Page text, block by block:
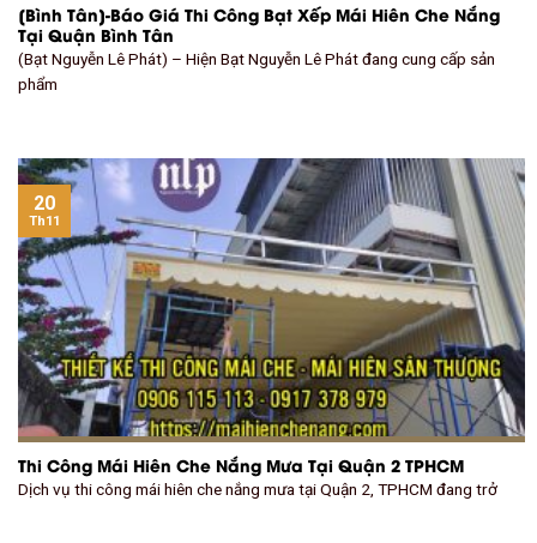
[Bình Tân]-Báo Giá Thi Công Bạt Xếp Mái Hiên Che Nắng
Tại Quận Bình Tân
(Bạt Nguyễn Lê Phát) – Hiện Bạt Nguyễn Lê Phát đang cung cấp sản
phẩm
Thi Công Mái Hiên Che Nắng Mưa Tại Quận 2 TPHCM
Dịch vụ thi công mái hiên che nắng mưa tại Quận 2, TPHCM đang trở
20
Th11